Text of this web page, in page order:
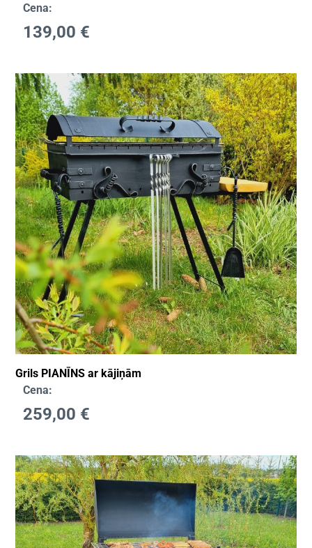
Cena:
139,00 €
Grils PIANĪNS ar kājiņām
Cena:
259,00 €